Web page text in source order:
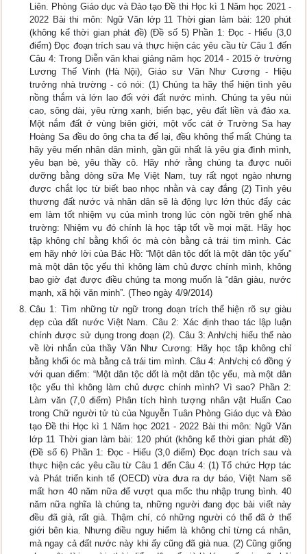
Liên. Phòng Giáo dục và Đào tạo Đề thi Học kì 1 Năm học 2021 -
2022 Bài thi môn: Ngữ Văn lớp 11 Thời gian làm bài: 120 phút
(không kể thời gian phát đề) (Đề số 5) Phần 1: Đọc - Hiểu (3,0
điểm) Đọc đoạn trích sau và thực hiện các yêu cầu từ Câu 1 đến
Câu 4: Trong Diễn văn khai giảng năm học 2014 - 2015 ở trường
Lương Thế Vinh (Hà Nội), Giáo sư Văn Như Cương - Hiệu
trưởng nhà trường - có nói: (1) Chúng ta hãy thể hiện tình yêu
nồng thắm và lớn lao đối với đất nước mình. Chúng ta yêu núi
cao, sông dài, yêu rừng xanh, biển bạc, yêu đất liền và đảo xa.
Một nắm đất ở vùng biên giới, một vốc cát ở Trường Sa hay
Hoàng Sa đều do ông cha ta để lại, đều không thể mất Chúng ta
hãy yêu mến nhân dân mình, gần gũi nhất là yêu gia đình mình,
yêu bạn bè, yêu thầy cô. Hãy nhớ rằng chúng ta được nuôi
dưỡng bằng dòng sữa Mẹ Việt Nam, tuy rất ngọt ngào nhưng
được chắt lọc từ biết bao nhọc nhằn và cay đắng (2) Tình yêu
thương đất nước và nhân dân sẽ là động lực lớn thúc đẩy các
em làm tốt nhiệm vụ của mình trong lúc còn ngồi trên ghế nhà
trường: Nhiệm vụ đó chính là học tập tốt về mọi mặt. Hãy học
tập không chỉ bằng khối óc mà còn bằng cả trái tim mình. Các
em hãy nhớ lời của Bác Hồ: “Một dân tộc dốt là một dân tộc yếu”
mà một dân tộc yếu thì không làm chủ được chính mình, không
bao giờ đạt được điều chúng ta mong muốn là “dân giàu, nước
mạnh, xã hội văn minh”. (Theo ngày 4/9/2014)
Câu 1: Tìm những từ ngữ trong đoạn trích thể hiện rõ sự giàu
đẹp của đất nước Việt Nam. Câu 2: Xác định thao tác lập luận
chính được sử dụng trong đoạn (2). Câu 3: Anh/chị hiểu thế nào
về lời nhắn của thầy Văn Như Cương: Hãy học tập không chỉ
bằng khối óc mà bằng cả trái tim mình. Câu 4: Anh/chị có đồng ý
với quan điểm: “Một dân tộc dốt là một dân tộc yếu, mà một dân
tộc yếu thì không làm chủ được chính mình? Vì sao? Phần 2:
Làm văn (7,0 điểm) Phân tích hình tượng nhân vật Huấn Cao
trong Chữ người tử tù của Nguyễn Tuân Phòng Giáo dục và Đào
tạo Đề thi Học kì 1 Năm học 2021 - 2022 Bài thi môn: Ngữ Văn
lớp 11 Thời gian làm bài: 120 phút (không kể thời gian phát đề)
(Đề số 6) Phần 1: Đọc - Hiểu (3,0 điểm) Đọc đoạn trích sau và
thực hiện các yêu cầu từ Câu 1 đến Câu 4: (1) Tổ chức Hợp tác
và Phát triển kinh tế (OECD) vừa đưa ra dự báo, Việt Nam sẽ
mất hơn 40 năm nữa để vượt qua mốc thu nhập trung bình. 40
năm nữa nghĩa là chúng ta, những người đang đọc bài viết này
đều đã già, rất già. Thậm chí, có những người có thể đã ở thế
giới bên kia. Nhưng điều nguy hiểm là không chỉ từng cá nhân,
mà ngay cả đất nước này khi ấy cũng đã già nua. (2) Cũng giống